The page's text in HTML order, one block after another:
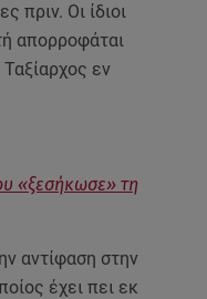
πριν. Οι ίδιοι
απορροφάται
εν
«ξεσήκωσε» τη
αντίφαση στην
έχει πει εκ